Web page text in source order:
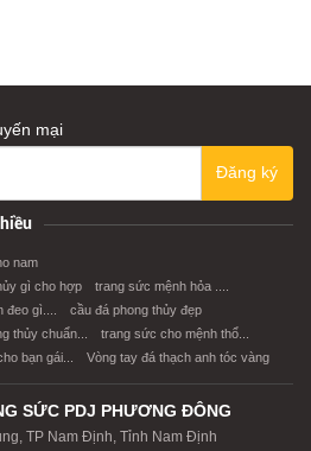
mại
Đăng ký
nam
gì cho hợp
trang sức mệnh hỏa ....
gì....
cầu đá phong thủy đẹp
thủy chuẩn...
trang sức cho mệnh thổ...
bạn gái... Vòng tay đá thạch anh tóc vàng
SỨC PDJ PHƯƠNG ĐÔNG
TP Nam Định, Tỉnh Nam Định